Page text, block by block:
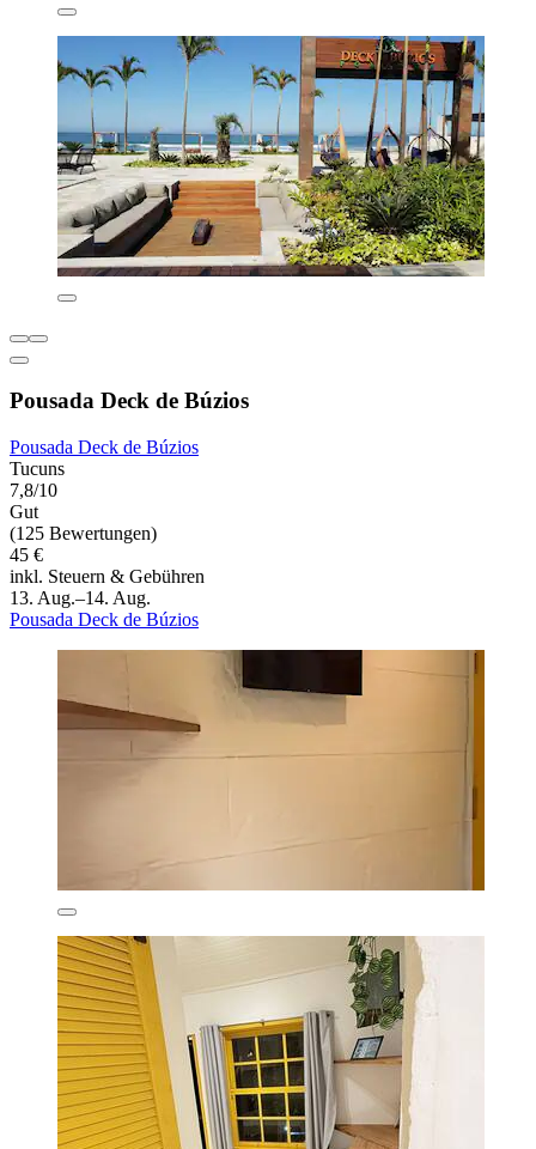
Pousada Deck de Búzios
Pousada Deck de Búzios
Tucuns
7,8/10
Gut
(125 Bewertungen)
45 €
inkl. Steuern & Gebühren
13. Aug.–14. Aug.
Pousada Deck de Búzios